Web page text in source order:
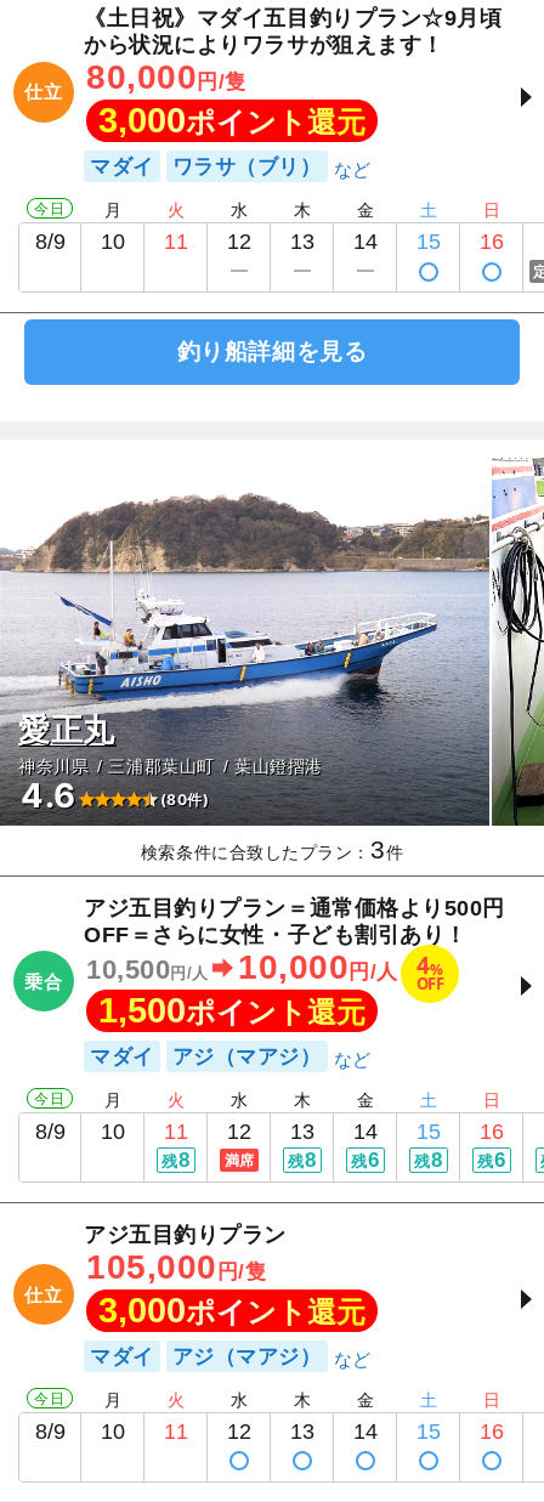
仕立
《土日祝》マダイ五目釣りプラン☆9月頃
から状況によりワラサが狙えます！
80,000 円/隻
3,000ポイント還元
マダイ ワラサ（ブリ）
今日
8/9
月
10
火
11
水
12
木
13
金
14
土
15
日
16
釣り船詳細を見る
愛正丸
神奈川県 三浦郡葉山町 葉山鐙摺港
4.6 (80件)
検索条件に合致したプラン： 3件
乗合
アジ五目釣りプラン＝通常価格より500円
OFF＝さらに女性・子ども割引あり！
10,500 円/人 10,000 円/人 4%
OFF
1,500ポイント還元
マダイ アジ（マアジ）
今日
8/9
月
10
火
11
残8
水
12
満席
木
13
残8
金
14
残6
土
15
残8
日
16
残6
仕立
アジ五目釣りプラン
105,000 円/隻
3,000ポイント還元
マダイ アジ（マアジ）
今日
8/9
月
10
火
11
水
12
木
13
金
14
土
15
日
16